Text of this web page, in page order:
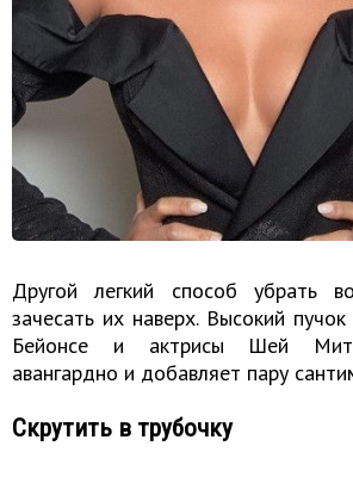
Другой легкий способ убрать
зачесать их наверх. Высокий
Бейонсе и актрисы Шей
авангардно и добавляет пару
Скрутить в трубочку